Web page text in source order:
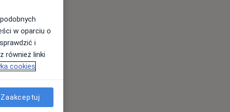
w oparciu o
i
również linki
cookies
Zaakceptuj